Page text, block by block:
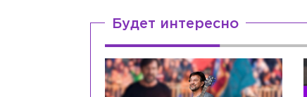
Будет интересно